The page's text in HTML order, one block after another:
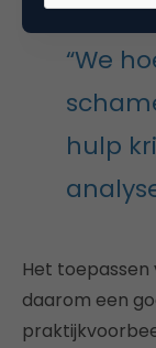
“We
hulp
Het toepassen
daarom een